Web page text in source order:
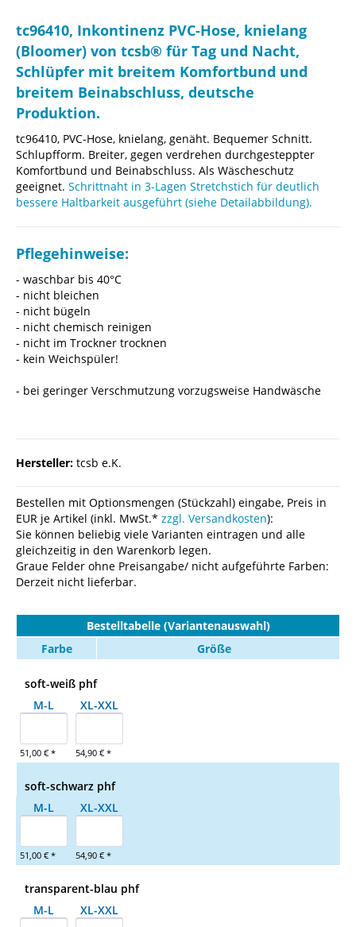
tc96410, Inkontinenz PVC-Hose, knielang
(Bloomer) von tcsb® für Tag und Nacht,
Schlüpfer mit breitem Komfortbund und
breitem Beinabschluss, deutsche
Produktion.
tc96410, PVC-Hose, knielang, genäht. Bequemer Schnitt.
Schlupfform. Breiter, gegen verdrehen durchgesteppter
Komfortbund und Beinabschluss. Als Wäscheschutz
geeignet. Schrittnaht in 3-Lagen Stretchstich für deutlich
bessere Haltbarkeit ausgeführt (siehe Detailabbildung).
Pflegehinweise:
- waschbar bis 40°C
- nicht bleichen
- nicht bügeln
- nicht chemisch reinigen
- nicht im Trockner trocknen
- kein Weichspüler!
- bei geringer Verschmutzung vorzugsweise Handwäsche
Hersteller: tcsb e.K.
Bestellen mit Optionsmengen (Stückzahl) eingabe, Preis in
EUR je Artikel (inkl. MwSt.* zzgl. Versandkosten):
Sie können beliebig viele Varianten eintragen und alle
gleichzeitig in den Warenkorb legen.
Graue Felder ohne Preisangabe/ nicht aufgeführte Farben:
Derzeit nicht lieferbar.
Bestelltabelle (Variantenauswahl)
Farbe
Größe
soft-weiß phf
M-L
51,00 € *
XL-XXL
54,90 € *
soft-schwarz phf
M-L
51,00 € *
XL-XXL
54,90 € *
transparent-blau phf
M-L
XL-XXL